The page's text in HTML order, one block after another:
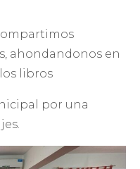
ahondandonos en
libros
por una